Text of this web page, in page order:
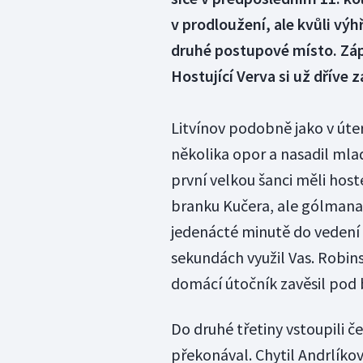
v prodloužení, ale kvůli
druhé postupové místo.
Hostující Verva si už dříve
Litvínov podobně jako v
několika opor a nasadil
první velkou šanci měli
branku Kučera, ale
jedenácté minutě do
sekundách využil Vas.
domácí útočník zavěsil pod
Do druhé třetiny vstoupili
překonával. Chytil